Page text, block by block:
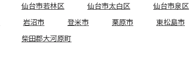
仙台市若林区 仙台市太白区 仙台市泉区
岩沼市 登米市 栗原市 東松島市
柴田郡大河原町